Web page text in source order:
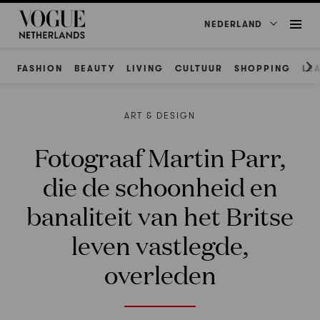
NEDERLAND
FASHION BEAUTY LIVING CULTUUR SHOPPING
ART & DESIGN
Fotograaf Martin Parr,
die de schoonheid en
banaliteit van het Britse
leven vastlegde,
overleden